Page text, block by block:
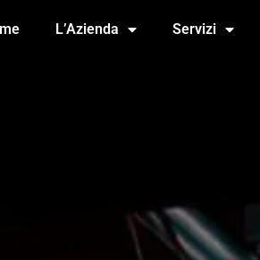
L’Azienda Servizi